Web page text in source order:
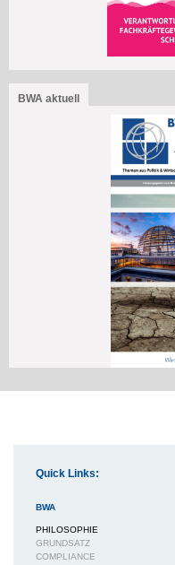
BWA aktuell
Quick Links:
BWA
PHILOSOPHIE
GRUNDSATZ
COMPLIANCE